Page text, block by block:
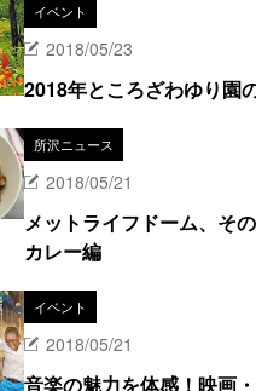
イベント
2018/05/23
2018年ところざわゆり園
所沢ニュース
2018/05/21
メットライフドーム、そ
カレー編
イベント
2018/05/21
音楽の魅力を体感！映画